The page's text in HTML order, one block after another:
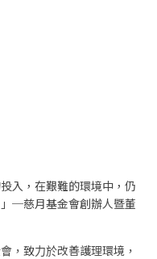
入，在艱難的環境中，仍
─慈月基金會創辦人暨董
，致力於改善護理環境，